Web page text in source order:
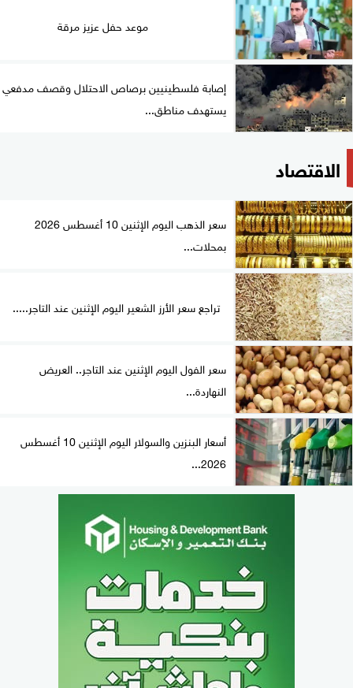
موعد حفل عزيز مرقة
إصابة فلسطينيين برصاص الاحتلال وقصف مدفعي
يستهدف مناطق...
الاقتصاد
سعر الذهب اليوم الإثنين 10 أغسطس 2026
بمحلات...
تراجع سعر الأرز الشعير اليوم الإثنين عند التاجر.....
سعر الفول اليوم الإثنين عند التاجر.. العريض
النهاردة...
أسعار البنزين والسولار اليوم الإثنين 10 أغسطس
2026...